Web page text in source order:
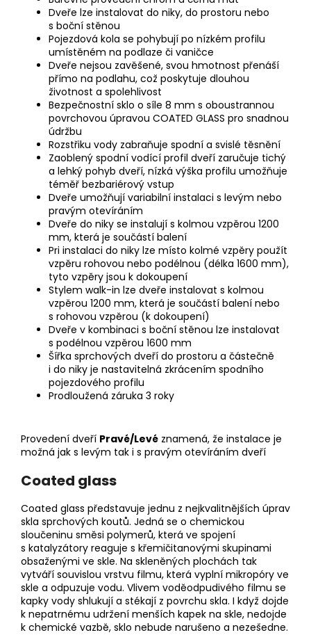
Dveře lze instalovat do niky, do prostoru nebo
s boční stěnou
Pojezdová kola se pohybují po nízkém profilu
umístěném na podlaze či vaničce
Dveře nejsou zavěšené, svou hmotnost přenáší
přímo na podlahu, což poskytuje dlouhou
životnost a spolehlivost
Bezpečnostní sklo o síle 8 mm s oboustrannou
povrchovou úpravou COATED GLASS pro snadnou
údržbu
Rozstřiku vody zabraňuje spodní a svislé těsnění
Zaoblený spodní vodící profil dveří zaručuje tichý
a lehký pohyb dveří, nízká výška profilu umožňuje
téměř bezbariérový vstup
Dveře umožňují variabilní instalaci s levým nebo
pravým otevíráním
Dveře do niky se instalují s kolmou vzpěrou 1200
mm, která je součástí balení
Pri instalaci do niky lze místo kolmé vzpěry použít
vzpěru rohovou nebo podélnou (délka 1600 mm),
tyto vzpěry jsou k dokoupení
Stylem walk-in lze dveře instalovat s kolmou
vzpěrou 1200 mm, která je součástí balení nebo
s rohovou vzpěrou (k dokoupení)
Dveře v kombinaci s boční stěnou lze instalovat
s podélnou vzpěrou 1600 mm
Šířka sprchových dveří do prostoru a částečně
i do niky je nastavitelná zkrácením spodního
pojezdového profilu
Prodloužená záruka 3 roky
Provedení dveří Pravé/Levé znamená, že instalace je
možná jak s levým tak i s pravým otevíráním dveří
Coated glass
Coated glass představuje jednu z nejkvalitnějších úprav
skla sprchových koutů. Jedná se o chemickou
sloučeninu směsi polymerů, která ve spojení
s katalyzátory reaguje s křemičitanovými skupinami
obsaženými ve skle. Na skleněných plochách tak
vytváří souvislou vrstvu filmu, která vyplní mikropóry ve
skle a odpuzuje vodu. Vlivem voděodpudivého filmu se
kapky vody shlukují a stékají z povrchu skla. I když dojde
k nepatrnému udržení menších kapek na skle, nedojde
k chemické vazbě, sklo nebude narušeno a nezešedne.